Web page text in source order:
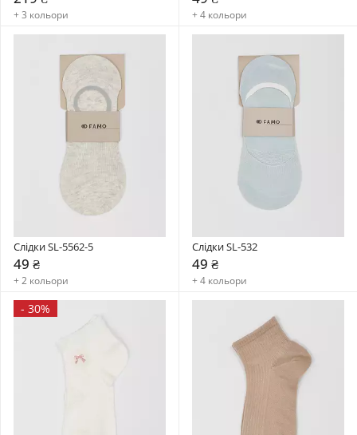
+ 3 кольори + 4 кольори
Слідки SL-5562-5
49 ₴
+ 2 кольори
Слідки SL-532
49 ₴
+ 4 кольори
- 30%